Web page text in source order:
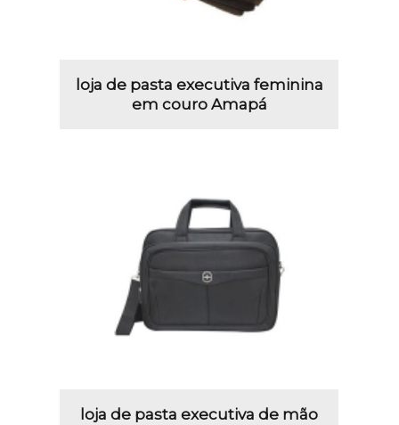
loja de pasta executiva feminina
em couro Amapá
loja de pasta executiva de mão